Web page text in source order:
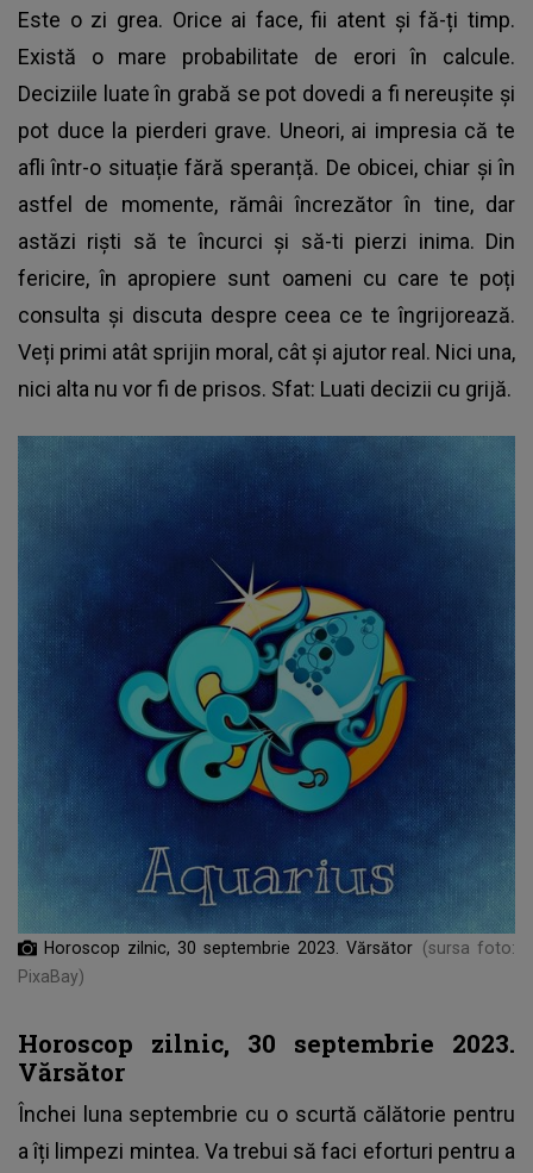
Este o zi grea. Orice ai face, fii atent și fă-ți timp.
Există o mare probabilitate de erori în calcule.
Deciziile luate în grabă se pot dovedi a fi nereușite și
pot duce la pierderi grave. Uneori, ai impresia că te
afli într-o situație fără speranță. De obicei, chiar și în
astfel de momente, rămâi încrezător în tine, dar
astăzi riști să te încurci și să-ti pierzi inima. Din
fericire, în apropiere sunt oameni cu care te poți
consulta și discuta despre ceea ce te îngrijorează.
Veți primi atât sprijin moral, cât și ajutor real. Nici una,
nici alta nu vor fi de prisos. Sfat: Luati decizii cu grijă.
Horoscop zilnic, 30 septembrie 2023. Vărsător (sursa foto:
PixaBay)
Horoscop zilnic, 30 septembrie 2023.
Vărsător
Închei luna septembrie cu o scurtă călătorie pentru
a îți limpezi mintea. Va trebui să faci eforturi pentru a